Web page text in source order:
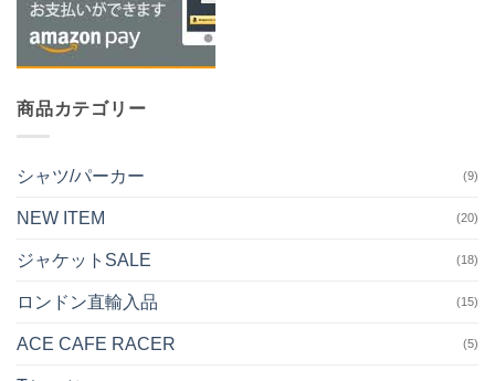
商品カテゴリー
シャツ/パーカー (9)
NEW ITEM (20)
ジャケットSALE (18)
ロンドン直輸入品 (15)
ACE CAFE RACER (5)